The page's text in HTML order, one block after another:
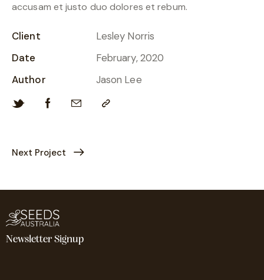
accusam et justo duo dolores et rebum.
Client
Lesley Norris
Date
February, 2020
Author
Jason Lee
Next Project
Newsletter Signup